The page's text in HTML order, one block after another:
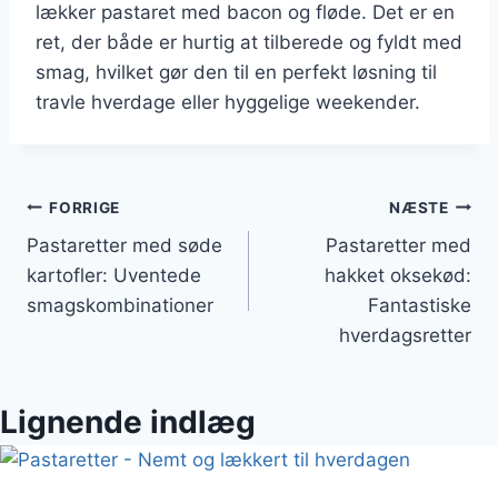
lækker pastaret med bacon og fløde. Det er en
ret, der både er hurtig at tilberede og fyldt med
smag, hvilket gør den til en perfekt løsning til
travle hverdage eller hyggelige weekender.
Indlægsnavigation
FORRIGE
Pastaretter med søde
kartofler: Uventede
smagskombinationer
NÆSTE
Pastaretter med
hakket oksekød:
Fantastiske
hverdagsretter
Lignende indlæg